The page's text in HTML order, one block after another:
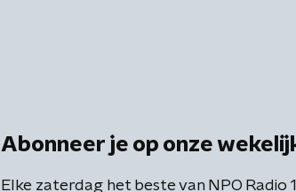
Abonneer je op onze
Elke zaterdag het beste van NPO Radio